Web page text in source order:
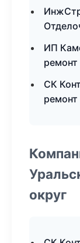
ИП
ремонт
СК
ремонт
округ